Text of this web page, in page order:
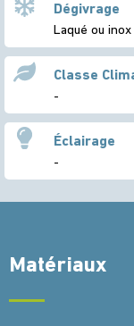
Dégivrage
Laqué ou inox
Classe
-
Éclairage
-
Matériaux